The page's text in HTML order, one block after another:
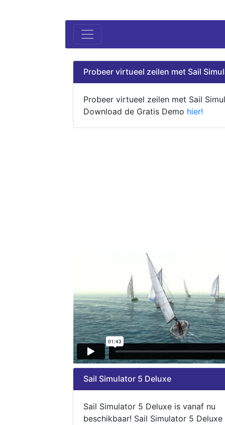
Probeer virtueel zeilen met Sail
Probeer virtueel zeilen met Sail
Download de Gratis Demo hier!
Sail Simulator 5 Deluxe
Sail Simulator 5 Deluxe is vanaf nu
beschikbaar! Sail Simulator 5